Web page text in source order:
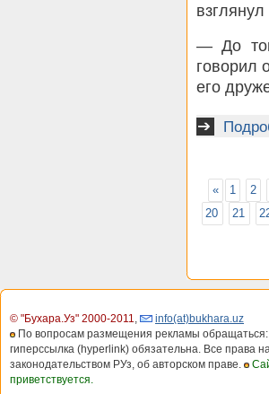
— До
говорил
его
« 1 2
20
21
© "Бухара.Уз" 2000-2011,
info(at)bukhara.uz
По вопросам размещения рекламы обращаться:
гиперссылка (hyperlink) обязательна. Все права
законодательством РУз, об авторском праве.
приветствуется.